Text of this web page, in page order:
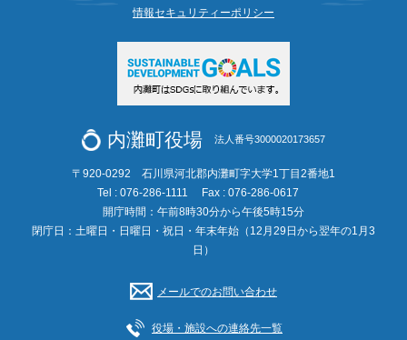
情報セキュリティーポリシー
内灘町役場 法人番号3000020173657
〒920-0292 石川県河北郡内灘町字大学1丁目2番地1
Tel : 076-286-1111
Fax : 076-286-0617
開庁時間：午前8時30分から午後5時15分
閉庁日：土曜日・日曜日・祝日・年末年始（12月29日から翌年の1月3
日）
メールでのお問い合わせ
役場・施設への連絡先一覧